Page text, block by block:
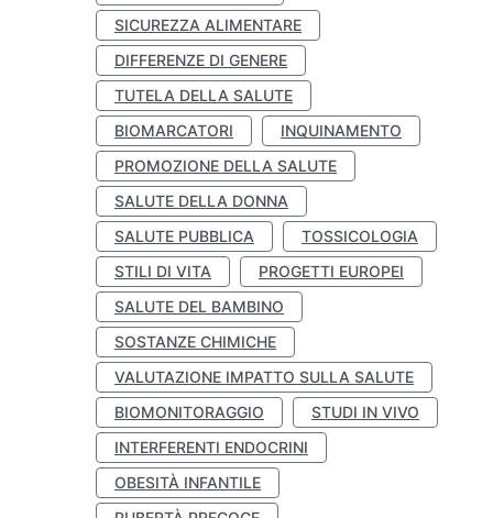
SICUREZZA ALIMENTARE
DIFFERENZE DI GENERE
TUTELA DELLA SALUTE
BIOMARCATORI
INQUINAMENTO
PROMOZIONE DELLA SALUTE
SALUTE DELLA DONNA
SALUTE PUBBLICA
TOSSICOLOGIA
STILI DI VITA
PROGETTI EUROPEI
SALUTE DEL BAMBINO
SOSTANZE CHIMICHE
VALUTAZIONE IMPATTO SULLA SALUTE
BIOMONITORAGGIO
STUDI IN VIVO
INTERFERENTI ENDOCRINI
OBESITÀ INFANTILE